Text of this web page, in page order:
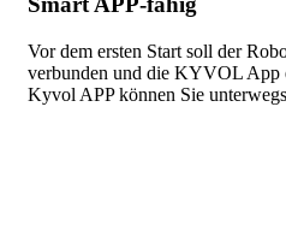
Vor dem ersten Start soll der
verbunden und die KYVOL App
Kyvol APP können Sie